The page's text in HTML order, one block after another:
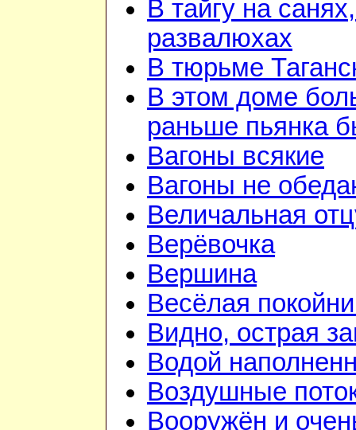
В тайгу на
развалюхах
В тюрьме
В этом доме
раньше пьянка
Вагоны всякие
Вагоны не
Величальная
Верёвочка
Вершина
Весёлая
Видно, острая
Водой
Воздушные
Вооружён и